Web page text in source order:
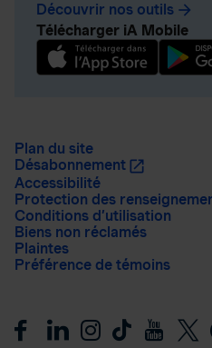
Découvrir nos outils arrow_forward
Télécharger iA Mobile
Plan du site
Désabonnement
Accessibilité
Protection des
Conditions d’utilisation
Biens non réclamés
Plaintes
Préférence de témoins